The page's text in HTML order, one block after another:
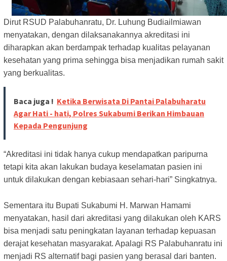
Dirut RSUD Palabuhanratu, Dr. Luhung Budiailmiawan
menyatakan, dengan dilaksanakannya akreditasi ini
diharapkan akan berdampak terhadap kualitas pelayanan
kesehatan yang prima sehingga bisa menjadikan rumah sakit
yang berkualitas.
Baca juga ! Ketika Berwisata Di Pantai Palabuharatu
Agar Hati - hati, Polres Sukabumi Berikan Himbauan
Kepada Pengunjung
“Akreditasi ini tidak hanya cukup mendapatkan paripurna
tetapi kita akan lakukan budaya keselamatan pasien ini
untuk dilakukan dengan kebiasaan sehari-hari” Singkatnya.
Sementara itu Bupati Sukabumi H. Marwan Hamami
menyatakan, hasil dari akreditasi yang dilakukan oleh KARS
bisa menjadi satu peningkatan layanan terhadap kepuasan
derajat kesehatan masyarakat. Apalagi RS Palabuhanratu ini
menjadi RS alternatif bagi pasien yang berasal dari banten.